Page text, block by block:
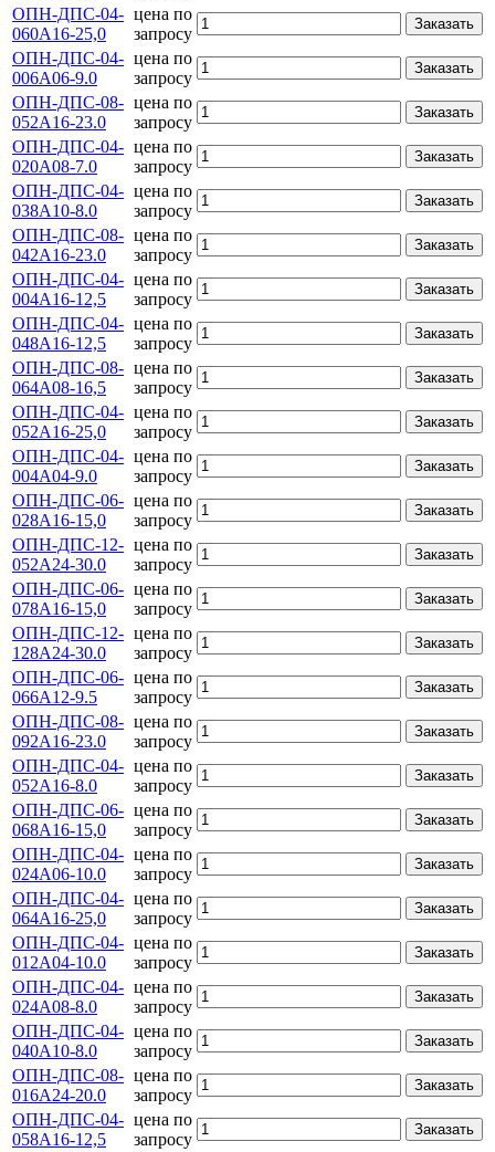
ОПН-ДПС-04-
060А16-25,0
цена по
запросу
Заказать
ОПН-ДПС-04-
006А06-9.0
цена по
запросу
Заказать
ОПН-ДПС-08-
052А16-23.0
цена по
запросу
Заказать
ОПН-ДПС-04-
020А08-7.0
цена по
запросу
Заказать
ОПН-ДПС-04-
038А10-8.0
цена по
запросу
Заказать
ОПН-ДПС-08-
042А16-23.0
цена по
запросу
Заказать
ОПН-ДПС-04-
004А16-12,5
цена по
запросу
Заказать
ОПН-ДПС-04-
048А16-12,5
цена по
запросу
Заказать
ОПН-ДПС-08-
064А08-16,5
цена по
запросу
Заказать
ОПН-ДПС-04-
052А16-25,0
цена по
запросу
Заказать
ОПН-ДПС-04-
004А04-9.0
цена по
запросу
Заказать
ОПН-ДПС-06-
028А16-15,0
цена по
запросу
Заказать
ОПН-ДПС-12-
052А24-30.0
цена по
запросу
Заказать
ОПН-ДПС-06-
078А16-15,0
цена по
запросу
Заказать
ОПН-ДПС-12-
128А24-30.0
цена по
запросу
Заказать
ОПН-ДПС-06-
066А12-9.5
цена по
запросу
Заказать
ОПН-ДПС-08-
092А16-23.0
цена по
запросу
Заказать
ОПН-ДПС-04-
052А16-8.0
цена по
запросу
Заказать
ОПН-ДПС-06-
068А16-15,0
цена по
запросу
Заказать
ОПН-ДПС-04-
024А06-10.0
цена по
запросу
Заказать
ОПН-ДПС-04-
064А16-25,0
цена по
запросу
Заказать
ОПН-ДПС-04-
012А04-10.0
цена по
запросу
Заказать
ОПН-ДПС-04-
024А08-8.0
цена по
запросу
Заказать
ОПН-ДПС-04-
040А10-8.0
цена по
запросу
Заказать
ОПН-ДПС-08-
016А24-20.0
цена по
запросу
Заказать
ОПН-ДПС-04-
058А16-12,5
цена по
запросу
Заказать